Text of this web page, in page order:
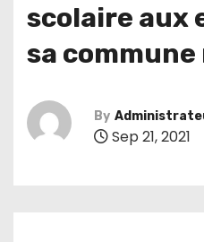
scolaire aux
sa
By
Sep 21, 2021